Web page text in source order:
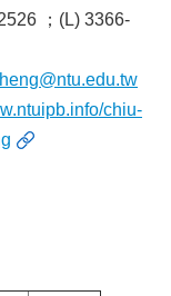
；(L) 3366-
chiu-